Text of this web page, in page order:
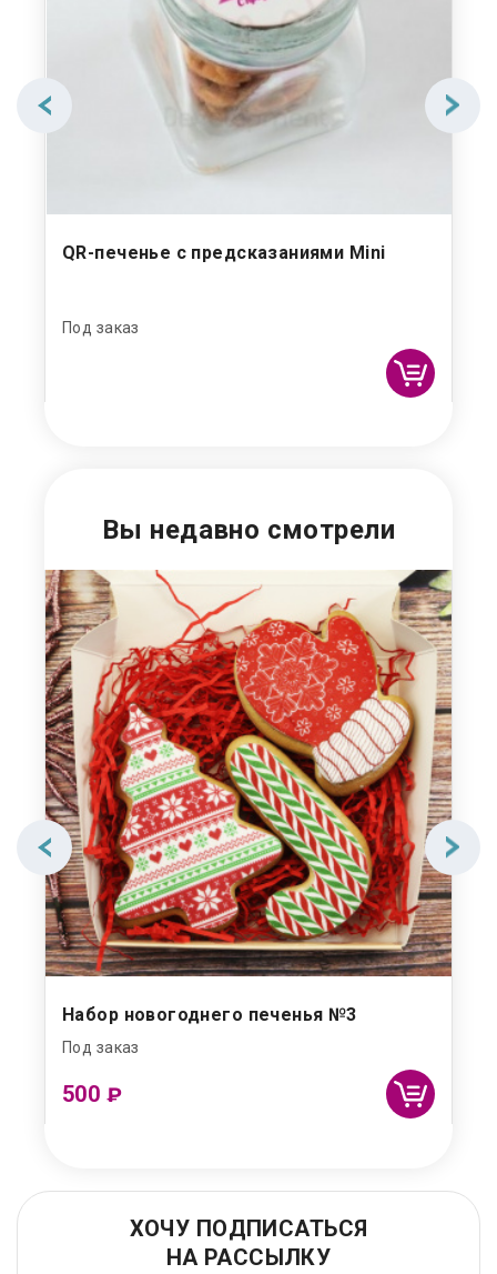
QR-печенье с предсказаниями Mini
Под заказ
Вы недавно смотрели
Набор новогоднего печенья №3
Под заказ
500 ₽
ХОЧУ ПОДПИСАТЬСЯ
НА РАССЫЛКУ